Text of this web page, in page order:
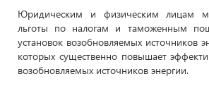
Юридическим и физическим лицам
льготы по налогам и таможенным
установок возобновляемых источников
которых существенно повышает
возобновляемых источников энергии.